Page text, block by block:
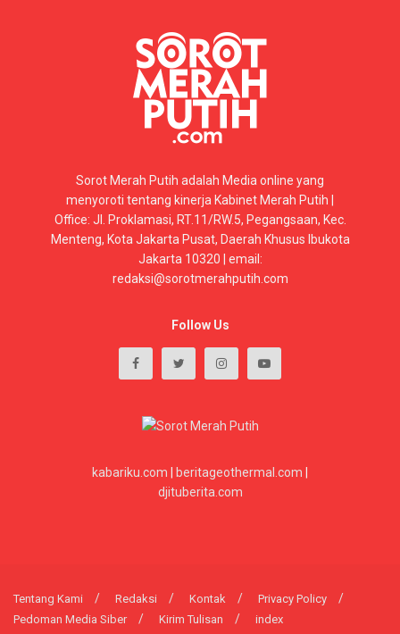
Sorot Merah Putih adalah Media online yang
menyoroti tentang kinerja Kabinet Merah Putih |
Office: Jl. Proklamasi, RT.11/RW.5, Pegangsaan, Kec.
Menteng, Kota Jakarta Pusat, Daerah Khusus Ibukota
Jakarta 10320 | email:
redaksi@sorotmerahputih.com
Follow Us
kabariku.com beritageothermal.com
djituberita.com
Tentang Kami Redaksi Kontak
Privacy Policy
Pedoman Media Siber
Kirim Tulisan index